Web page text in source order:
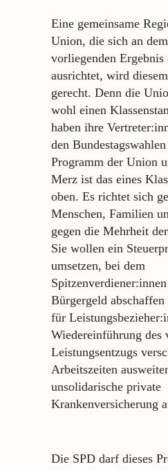
Eine gemeinsame
Union, die sich an
vorliegenden Ergebnis
ausrichtet, wird
gerecht. Denn die
wohl einen
haben ihre
den
Programm der Union
Merz ist das eines
oben. Es richtet sich
Menschen, Familien
gegen die Mehrheit
Sie wollen ein
umsetzen, bei dem
Bürgergeld
für
Wiedereinführung des
Leistungsentzugs
Arbeitszeiten
unsolidarische private
Krankenversicherung
Die SPD darf dieses